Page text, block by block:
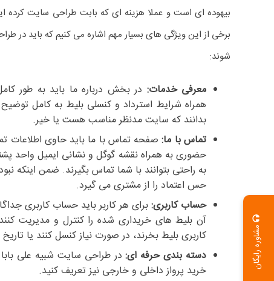
مشاوره رایگان
بیهوده ای است و عملا هزینه ای که بابت طراحی سایت کرده
برخی از این ویژگی های بسیار مهم اشاره می کنیم که باید در
شوند:
معرفی خدمات: در بخش درباره ما باید به طور
همراه شرایط استرداد و کنسلی بلیط به کامل
بدانند که سایت مدنظر مناسب هست یا خیر.
تماس با ما:صفحه تماس با ما باید حاوی اطلاعات
حضوری به همراه نقشه گوگل و نشانی ایمیل واحد
به راحتی بتوانند با شما تماس بگیرند. ضمن اینکه
حس اعتماد را از مشتری می گیرد.
حساب کاربری:برای هر کاربر باید حساب کاربری
آن بلیط های خریداری شده را کنترل و مدیریت
کاربری بلیط بخرند، در صورت نیاز کنسل کنند یا
دسته بندی حرفه ای:در طراحی سایت شبیه علی بابا
خرید پرواز داخلی و خارجی نیز تعریف کنید.